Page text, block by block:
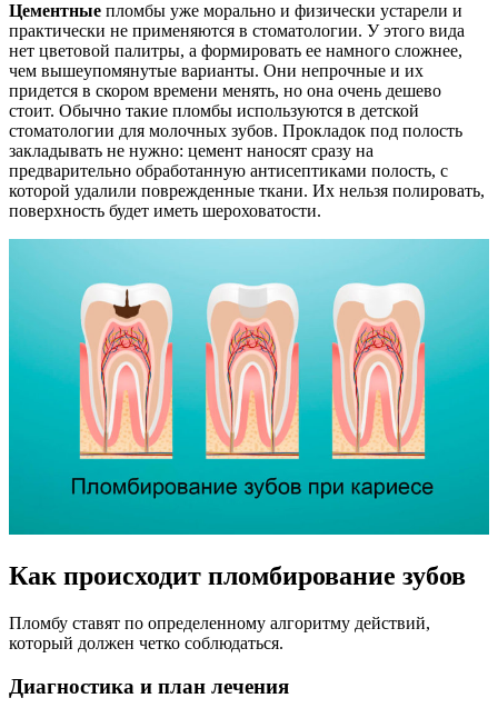
Цементные пломбы уже морально и физически устарели и
практически не применяются в стоматологии. У этого вида
нет цветовой палитры, а формировать ее намного сложнее,
чем вышеупомянутые варианты. Они непрочные и их
придется в скором времени менять, но она очень дешево
стоит. Обычно такие пломбы используются в детской
стоматологии для молочных зубов. Прокладок под полость
закладывать не нужно: цемент наносят сразу на
предварительно обработанную антисептиками полость, с
которой удалили поврежденные ткани. Их нельзя полировать,
поверхность будет иметь шероховатости.
Как происходит пломбирование зубов
Пломбу ставят по определенному алгоритму действий,
который должен четко соблюдаться.
Диагностика и план лечения